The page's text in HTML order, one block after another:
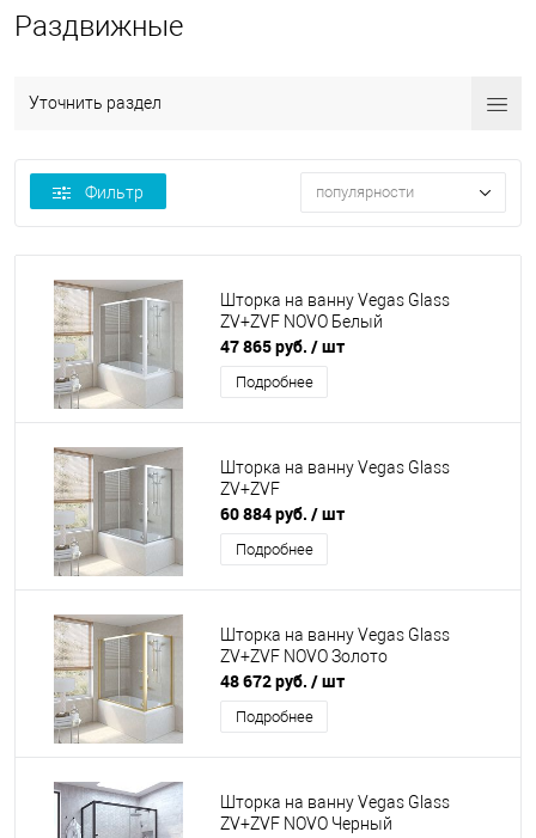
Раздвижные
Уточнить раздел
Фильтр популярности
Шторка на ванну Vegas Glass
ZV+ZVF NOVO Белый
47 865 руб. / шт
Подробнее
Шторка на ванну Vegas Glass
ZV+ZVF
60 884 руб. / шт
Подробнее
Шторка на ванну Vegas Glass
ZV+ZVF NOVO Золото
48 672 руб. / шт
Подробнее
Шторка на ванну Vegas Glass
ZV+ZVF NOVO Черный